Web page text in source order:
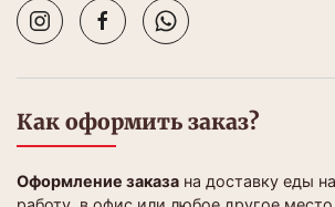
Как оформить заказ?
Оформление заказа на доставку еды